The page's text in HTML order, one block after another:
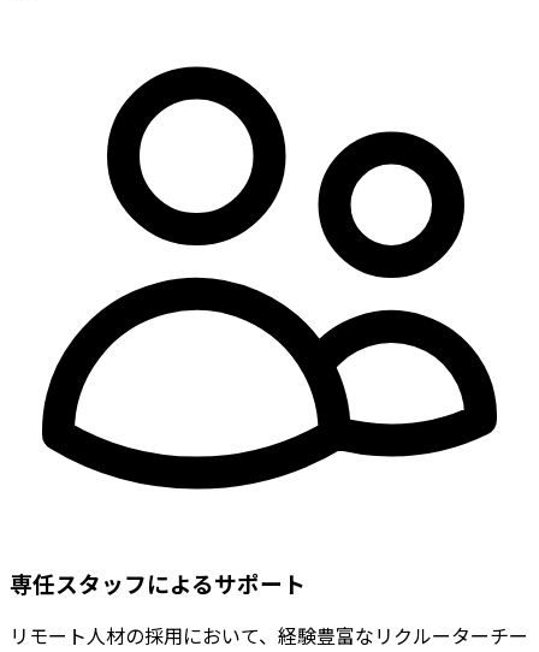
専任スタッフによるサポート
リモート人材の採用において、経験豊富なリクルーターチー